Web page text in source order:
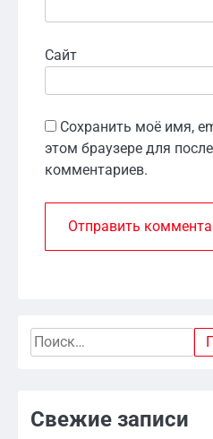
Сайт
Сохранить моё имя,
этом браузере для
комментариев.
Найти:
Свежие записи